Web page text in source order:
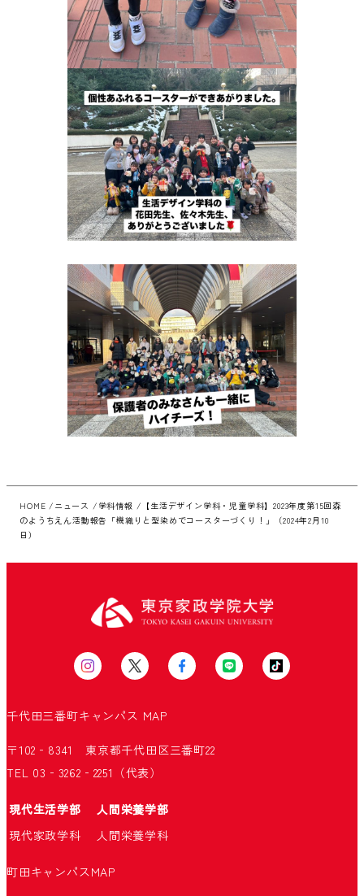
HOME ニュース 学科情報
【生活デザイン学科・児童学科】2023年度第15回森
のようちえん活動報告「機織りと型染めでコースターづくり！」（2024年2月10
日）
千代田三番町キャンパス MAP
〒102‐8341 東京都千代田区三番町22
TEL 03‐3262‐2251（代表）
現代生活学部
人間栄養学部
現代家政学科
人間栄養学科
町田キャンパスMAP